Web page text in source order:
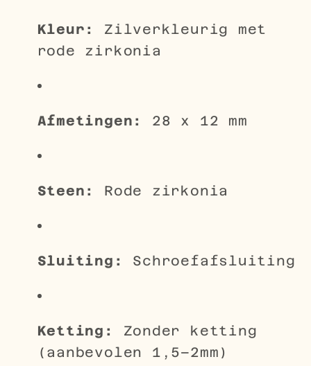
Kleur:
Zilverkleurig met
rode zirkonia
Afmetingen: 28 x 12 mm
Steen: Rode zirkonia
Sluiting: Schroefafsluiting
Ketting:
Zonder ketting
(aanbevolen 1,5–2mm)